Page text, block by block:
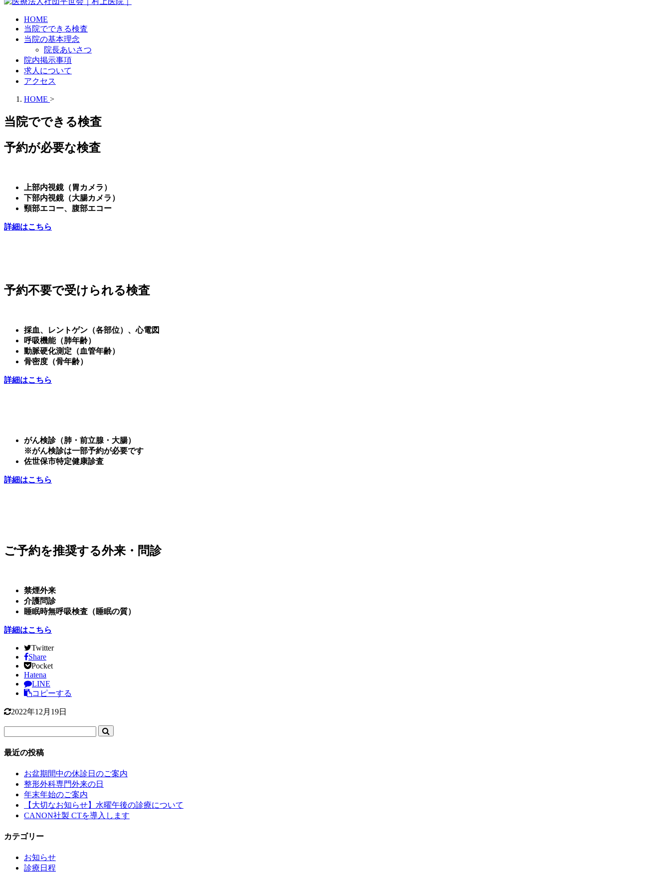
HOME
当院でできる検査
当院の基本理念
院長あいさつ
院内掲示事項
求人について
アクセス
HOME >
当院でできる検査
予約が必要な検査
上部内視鏡（胃カメラ）
下部内視鏡（大腸カメラ）
頸部エコー、腹部エコー
詳細はこちら
予約不要で受けられる検査
採血、レントゲン（各部位）、心電図
呼吸機能（肺年齢）
動脈硬化測定（血管年齢）
骨密度（骨年齢）
詳細はこちら
がん検診（肺・前立腺・大腸）
※がん検診は一部予約が必要です
佐世保市特定健康診査
詳細はこちら
ご予約を推奨する外来・問診
禁煙外来
介護問診
睡眠時無呼吸検査（睡眠の質）
詳細はこちら
Twitter
Share
Pocket
Hatena
LINE
コピーする
2022年12月19日
最近の投稿
お盆期間中の休診日のご案内
整形外科専門外来の日
年末年始のご案内
【大切なお知らせ】水曜午後の診療について
CANON社製 CTを導入します
カテゴリー
お知らせ
診療日程